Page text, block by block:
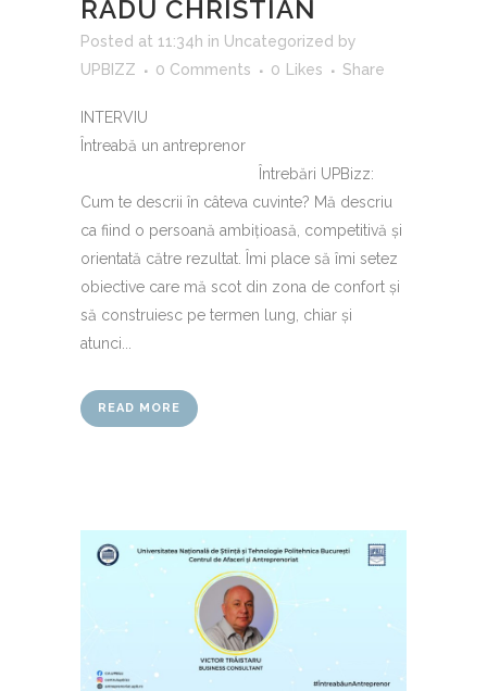
RADU CHRISTIAN
Posted at 11:34h in Uncategorized by
UPBIZZ
0 Comments 0 Likes Share
INTERVIU
Întreabă un antreprenor
Întrebări UPBizz:
Cum te descrii în câteva cuvinte? Mă descriu
ca fiind o persoană ambițioasă, competitivă și
orientată către rezultat. Îmi place să îmi setez
obiective care mă scot din zona de confort și
să construiesc pe termen lung, chiar și
atunci...
READ MORE